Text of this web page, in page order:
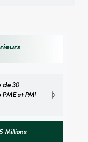
de 30
PME et PMI
Millions